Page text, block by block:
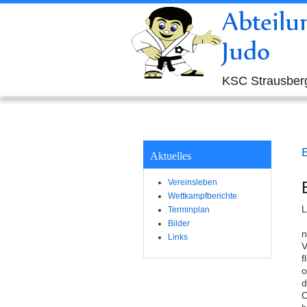
Judo
KSC
Aktuelles
Vereinsleben
Wettkampfberichte
Terminplan
Bilder
Links